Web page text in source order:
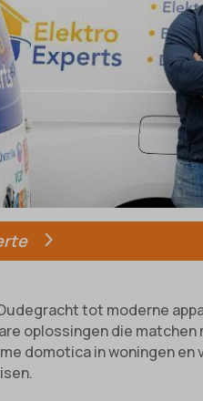
tot moderne
oplossingen die
domotica in woningen
die niet in de andere specifieke